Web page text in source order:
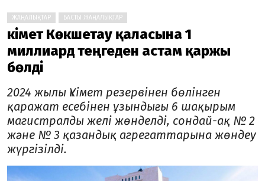
ЖАҢАЛЫҚТАР БАСТЫ ЖАҢАЛЫҚТАР
Үкімет Көкшетау қаласына 1
миллиард теңгеден астам қаржы
бөлді
2024 жылы Үкімет резервінен бөлінген
қаражат есебінен ұзындығы 6 шақырым
магистралды желі жөнделді, сондай-ақ № 2
және № 3 қазандық агрегаттарына жөндеу
жүргізілді.